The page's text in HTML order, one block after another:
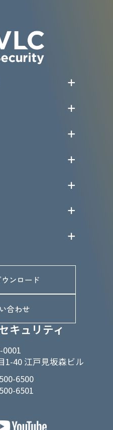
キュリティ
0001
1-40 江戸見坂森ビル
6500
6501
一覧
リティ
ンロード
合わせ